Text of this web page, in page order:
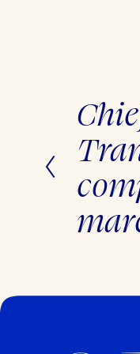
r
é
c
é
d
e
n